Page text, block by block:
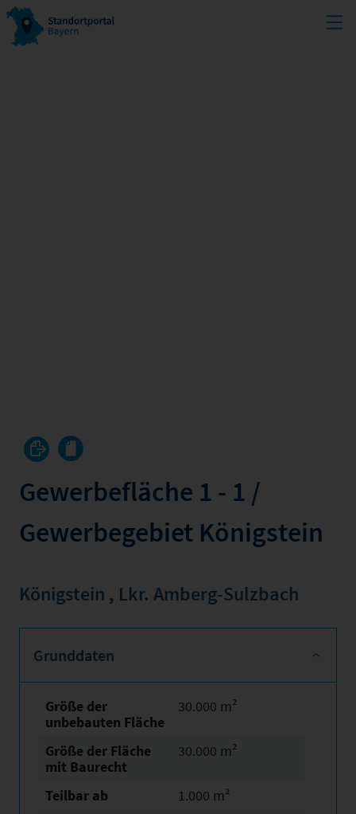
Gewerbefläche 1 - 1 /
Gewerbegebiet Königstein
Königstein , Lkr. Amberg-Sulzbach
Grunddaten
Größe der
unbebauten Fläche
30.000 m²
Größe der Fläche
mit Baurecht
30.000 m²
Teilbar ab
1.000 m²